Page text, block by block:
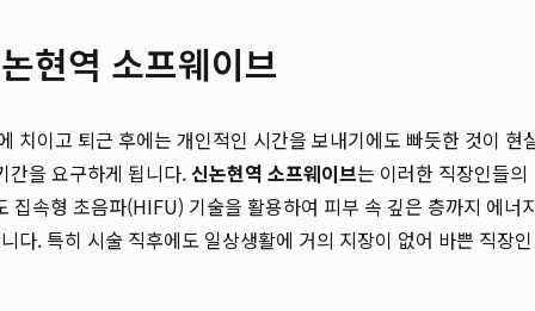
현역 소프웨이브
치이고 퇴근 후에는 개인적인 시간을 보내기에도 빠듯한 것이 현
간을 요구하게 됩니다.신논현역 소프웨이브는 이러한 직장인들의
속형 초음파(HIFU) 기술을 활용하여 피부 속 깊은 층까지 에너
다. 특히 시술 직후에도 일상생활에 거의 지장이 없어 바쁜 직장인